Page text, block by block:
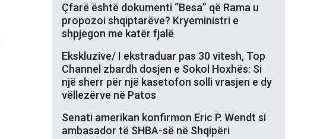
Çfarë është dokumenti “Besa” që Rama u
propozoi shqiptarëve? Kryeministri e
shpjegon me katër fjalë
Ekskluzive/ I ekstraduar pas 30 vitesh, Top
Channel zbardh dosjen e Sokol Hoxhës: Si
një sherr për një kasetofon solli vrasjen e dy
vëllezërve në Patos
Senati amerikan konfirmon Eric P. Wendt si
ambasador të SHBA-së në Shqipëri